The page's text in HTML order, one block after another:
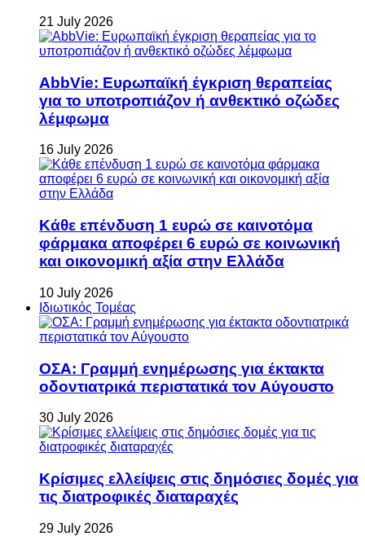
21 July 2026
AbbVie: Ευρωπαϊκή έγκριση θεραπείας
για το υποτροπιάζον ή ανθεκτικό οζώδες
λέμφωμα
16 July 2026
Κάθε επένδυση 1 ευρώ σε καινοτόμα
φάρμακα αποφέρει 6 ευρώ σε κοινωνική
και οικονομική αξία στην Ελλάδα
10 July 2026
Ιδιωτικός Τομέας
ΟΣΑ: Γραμμή ενημέρωσης για έκτακτα
οδοντιατρικά περιστατικά τον Αύγουστο
30 July 2026
Κρίσιμες ελλείψεις στις δημόσιες δομές για
τις διατροφικές διαταραχές
29 July 2026